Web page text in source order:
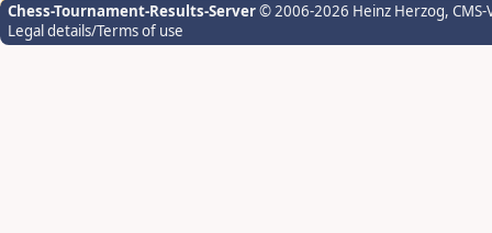
Chess-Tournament-Results-Server© 2006-2026 Heinz Herzog,
Legal details/Terms of use